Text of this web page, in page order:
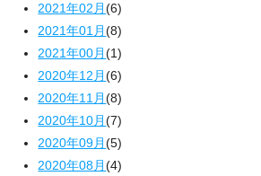
2021年02月(6)
2021年01月(8)
2021年00月(1)
2020年12月(6)
2020年11月(8)
2020年10月(7)
2020年09月(5)
2020年08月(4)